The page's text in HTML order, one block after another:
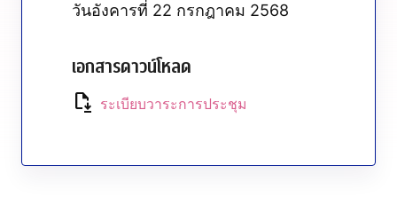
วันอังคารที่ 22 กรกฎาคม 2568
เอกสารดาวน์โหลด
file_save ระเบียบวาระการประชุม